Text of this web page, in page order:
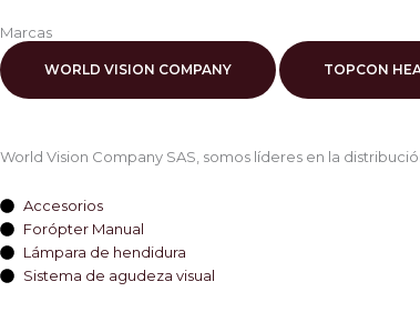
Marcas
WORLD VISION COMPANY TOPCON
World Vision Company SAS, somos líderes en la
Accesorios
Forópter Manual
Lámpara de hendidura
Sistema de agudeza visual